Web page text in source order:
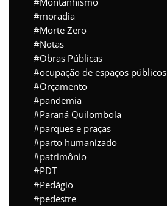
moradia
Morte Zero
Notas
Obras Públicas
ocupação de espaços públicos
Orçamento
pandemia
Paraná Quilombola
parques e praças
parto humanizado
patrimônio
PDT
Pedágio
pedestre